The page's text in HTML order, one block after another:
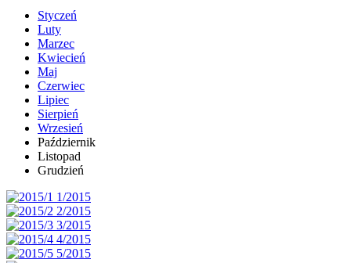
Styczeń
Luty
Marzec
Kwiecień
Maj
Czerwiec
Lipiec
Sierpień
Wrzesień
Październik
Listopad
Grudzień